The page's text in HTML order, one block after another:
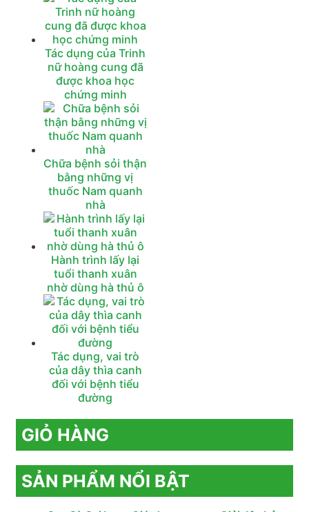
Tác dụng của Trinh
nữ hoàng cung đã
được khoa học
chứng minh
Chữa bệnh sỏi thận
bằng những vị
thuốc Nam quanh
nhà
Hành trình lấy lại
tuổi thanh xuân
nhờ dùng hà thủ ô
Tác dụng, vai trò
của dây thìa canh
đối với bệnh tiểu
đường
GIỎ HÀNG
SẢN PHẨM NỔI BẬT